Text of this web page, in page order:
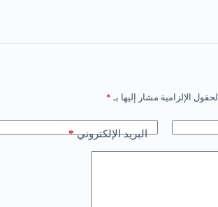
الحقول الإلزامية مشار إليها بـ *
البريد الإلكتروني*